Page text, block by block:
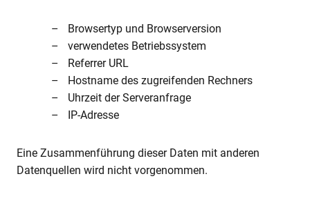
Browsertyp und Browserversion
verwendetes Betriebssystem
Referrer URL
Hostname des zugreifenden Rechners
Uhrzeit der Serveranfrage
IP-Adresse
Eine Zusammenführung dieser Daten mit anderen
Datenquellen wird nicht vorgenommen.